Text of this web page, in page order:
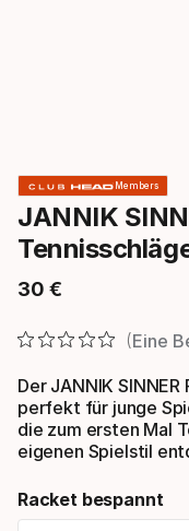
Members
JANNIK
30 €
Endpreis
Eine
Der JANNIK
perfekt für junge
die zum ersten Mal
eigenen Spielstil
Racket bespannt